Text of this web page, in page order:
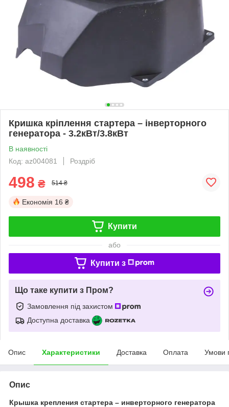
Кришка кріплення стартера – інверторного
генератора - 3.2кВт/3.8кВт
В наявності
Код: az004081
Роздріб
498 ₴ 514 ₴
Економія 16 ₴
Купити
або
Купити з
Що таке купити з Пром?
Замовлення під захистом
Доступна доставка
Опис Характеристики Доставка Оплата Умови
Опис
Крышка крепления стартера – инверторного генератора